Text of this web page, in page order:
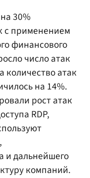
30%
с применением
финансового
число атак
количество атак
на 14%.
рост атак
RDP,
и дальнейшего
компаний.